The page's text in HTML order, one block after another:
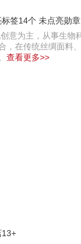
标签14个 未点亮勋
意为主，从事生
，在传统丝绸面料
查看更多>>
13+